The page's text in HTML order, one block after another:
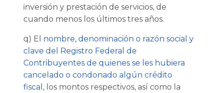
inversión y prestación de servicios, de
cuando menos los últimos tres años.
q) El nombre, denominación o razón social y
clave del Registro Federal de
Contribuyentes de quienes se les hubiera
cancelado o condonado algún crédito
fiscal , los montos respectivos, así como la